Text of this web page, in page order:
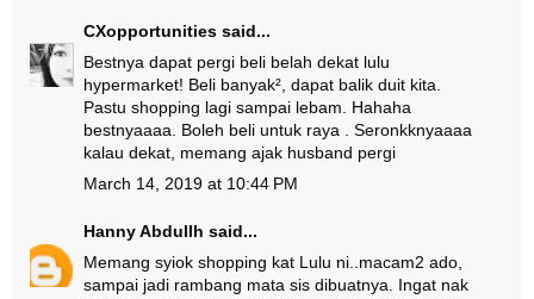
CXopportunities said...
Bestnya dapat pergi beli belah dekat lulu
hypermarket! Beli banyak², dapat balik duit kita.
Pastu shopping lagi sampai lebam. Hahaha
bestnyaaaa. Boleh beli untuk raya . Seronkknyaaaa
kalau dekat, memang ajak husband pergi
March 14, 2019 at 10:44 PM
Hanny Abdullh said...
Memang syiok shopping kat Lulu ni..macam2 ado,
sampai jadi rambang mata sis dibuatnya. Ingat nak